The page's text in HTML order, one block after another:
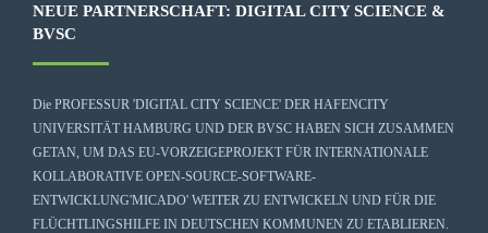
NEUE PARTNERSCHAFT: DIGITAL CITY SCIENCE &
BVSC
Die PROFESSUR 'DIGITAL CITY SCIENCE' DER HAFENCITY
UNIVERSITÄT HAMBURG UND DER BVSC HABEN SICH ZUSAMMEN
GETAN, UM DAS EU-VORZEIGEPROJEKT FÜR INTERNATIONALE
KOLLABORATIVE OPEN-SOURCE-SOFTWARE-
ENTWICKLUNG'MICADO' WEITER ZU ENTWICKELN UND FÜR DIE
FLÜCHTLINGSHILFE IN DEUTSCHEN KOMMUNEN ZU ETABLIEREN.